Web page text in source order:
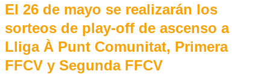
El 26 de mayo se realizarán los
sorteos de play-off de ascenso a
Lliga À Punt Comunitat, Primera
FFCV y Segunda FFCV